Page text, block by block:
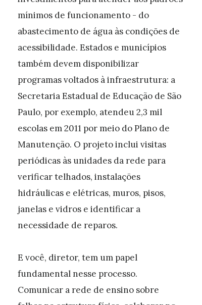
mínimos de funcionamento - do
abastecimento de água às condições de
acessibilidade. Estados e municípios
também devem disponibilizar
programas voltados à infraestrutura: a
Secretaria Estadual de Educação de São
Paulo, por exemplo, atendeu 2,3 mil
escolas em 2011 por meio do Plano de
Manutenção. O projeto inclui visitas
periódicas às unidades da rede para
verificar telhados, instalações
hidráulicas e elétricas, muros, pisos,
janelas e vidros e identificar a
necessidade de reparos.
E você, diretor, tem um papel
fundamental nesse processo.
Comunicar a rede de ensino sobre